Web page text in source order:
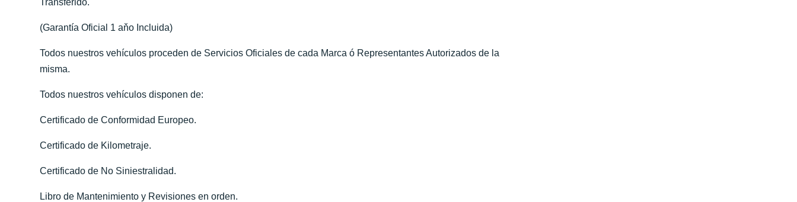
Transferido.
(Garantía Oficial 1 aňo Incluida)
Todos nuestros vehículos proceden de Servicios Oficiales de cada Marca ó Representantes Autorizados de la
misma.
Todos nuestros vehículos disponen de:
Certificado de Conformidad Europeo.
Certificado de Kilometraje.
Certificado de No Siniestralidad.
Libro de Mantenimiento y Revisiones en orden.